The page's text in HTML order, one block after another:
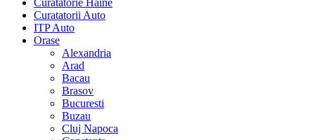
Curatatorie Haine
Curatatorii Auto
ITP Auto
Orase
Alexandria
Arad
Bacau
Brasov
Bucuresti
Buzau
Cluj Napoca